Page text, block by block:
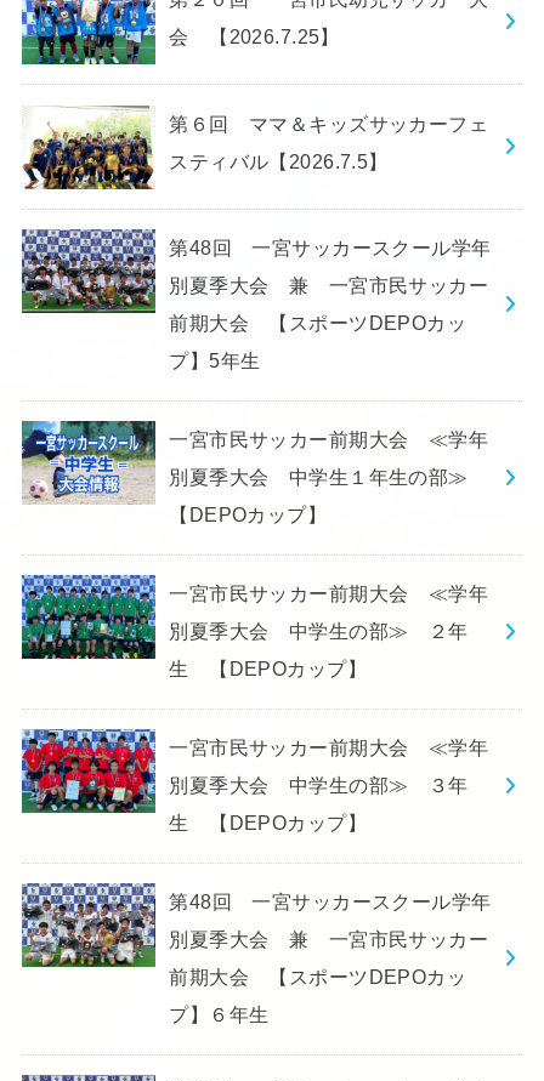
会 【2026.7.25】
第６回 ママ＆キッズサッカーフェ
スティバル【2026.7.5】
第48回 一宮サッカースクール学年
別夏季大会 兼 一宮市民サッカー
前期大会 【スポーツDEPOカッ
プ】5年生
一宮市民サッカー前期大会 ≪学年
別夏季大会 中学生１年生の部≫
【DEPOカップ】
一宮市民サッカー前期大会 ≪学年
別夏季大会 中学生の部≫ ２年
生 【DEPOカップ】
一宮市民サッカー前期大会 ≪学年
別夏季大会 中学生の部≫ ３年
生 【DEPOカップ】
第48回 一宮サッカースクール学年
別夏季大会 兼 一宮市民サッカー
前期大会 【スポーツDEPOカッ
プ】６年生